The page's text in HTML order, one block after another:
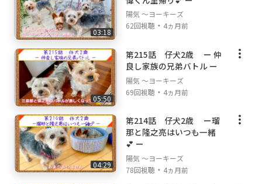
03:18
陽気 ～ヨーキーズ
62回視聴 ・ 4ヵ月前
05:50
第215話 仔犬2歳 ー 仲
良し家族の兄弟バトル ー
陽気 ～ヨーキーズ
69回視聴 ・ 4ヵ月前
04:29
第214話 仔犬2歳 ー瑠
那と隆之亮はいつも一緒
💕 ー
陽気 ～ヨーキーズ
78回視聴 ・ 4ヵ月前